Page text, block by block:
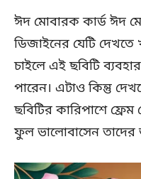
ঈদ মোবারক কার্ড ঈদ
ডিজাইনের যেটি
চাইলে এই ছবিটি
পারেন। এটাও কিন্তু
ছবিটির কারিপাশে
ফুল ভালোবাসেন তাদের